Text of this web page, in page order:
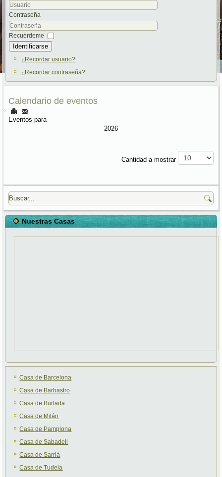
Contraseña
Recuérdeme
Identificarse
¿Recordar usuario?
¿Recordar contraseña?
Calendario de eventos
Eventos para
2026
Cantidad a mostrar
Nuestras Casas
Casa de Barcelona
Casa de Barbastro
Casa de Burlada
Casa de Milán
Casa de Pamplona
Casa de Sabadell
Casa de Sarriá
Casa de Tudela